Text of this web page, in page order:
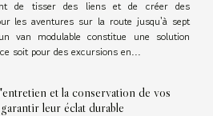
de tisser des liens et de créer des
les aventures sur la route jusqu'à sept
van modulable constitue une solution
soit pour des excursions en...
et la conservation de vos
leur éclat durable